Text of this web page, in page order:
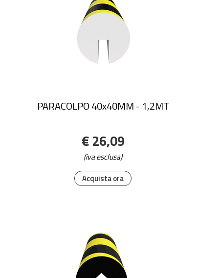
Acquista ora
PARACOLPO 40x40MM - 1,2MT
€ 26,09
(iva esclusa)